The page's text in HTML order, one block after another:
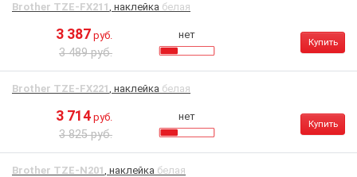
Brother TZE-FX211, наклейка белая
3 387 руб.
3 489 руб.
нет
Купить
Brother TZE-FX221, наклейка белая
3 714 руб.
3 825 руб.
нет
Купить
Brother TZE-N201, наклейка белая